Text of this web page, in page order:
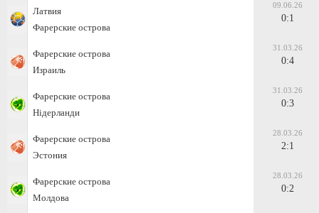
Латвия
Фарерские острова
09.06.26
0:1
Фарерские острова
Израиль
31.03.26
0:4
Фарерские острова
Нідерланди
31.03.26
0:3
Фарерские острова
Эстония
28.03.26
2:1
Фарерские острова
Молдова
28.03.26
0:2